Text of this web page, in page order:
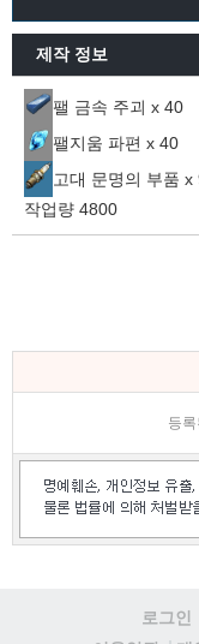
제작 정보
팰 금속 주괴 x 40
팰지움 파편 x 40
고대 문명의 부품 x
작업량 4800
등
로그인